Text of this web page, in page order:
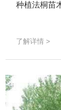
种植法桐苗
了解详情 >